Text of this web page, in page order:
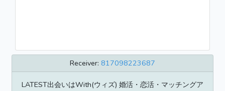
Receiver: 817098223687
LATEST出会いはWith(ウィズ) 婚活・恋活・マッチングア